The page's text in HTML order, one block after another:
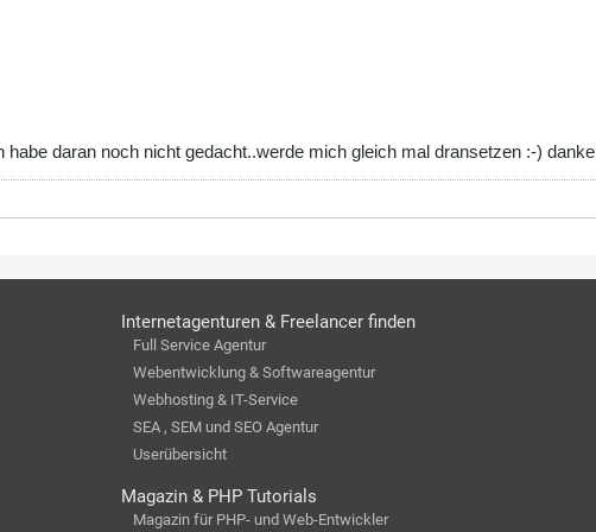
habe daran noch nicht gedacht..werde mich gleich mal dransetzen :-) danke
Internetagenturen & Freelancer finden
Full Service Agentur
Webentwicklung & Softwareagentur
Webhosting & IT-Service
SEA , SEM und SEO Agentur
Userübersicht
Magazin & PHP Tutorials
Magazin für PHP- und Web-Entwickler